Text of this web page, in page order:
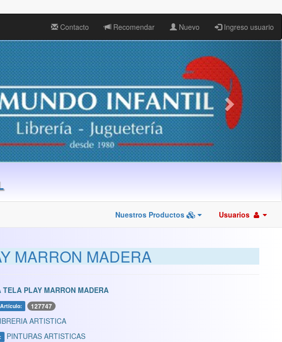
Contacto Recomendar Nuevo Ingreso usuario
Nuestros Productos Usuarios
MARRON MADERA
TELA PLAY MARRON MADERA
127747
ARTISTICA
PINTURAS ARTISTICAS